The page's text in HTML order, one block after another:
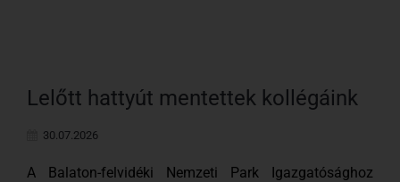
Lelőtt hattyút mentettek kollégáink
30.07.2026
A Balaton-felvidéki Nemzeti Park Igazgatósághoz